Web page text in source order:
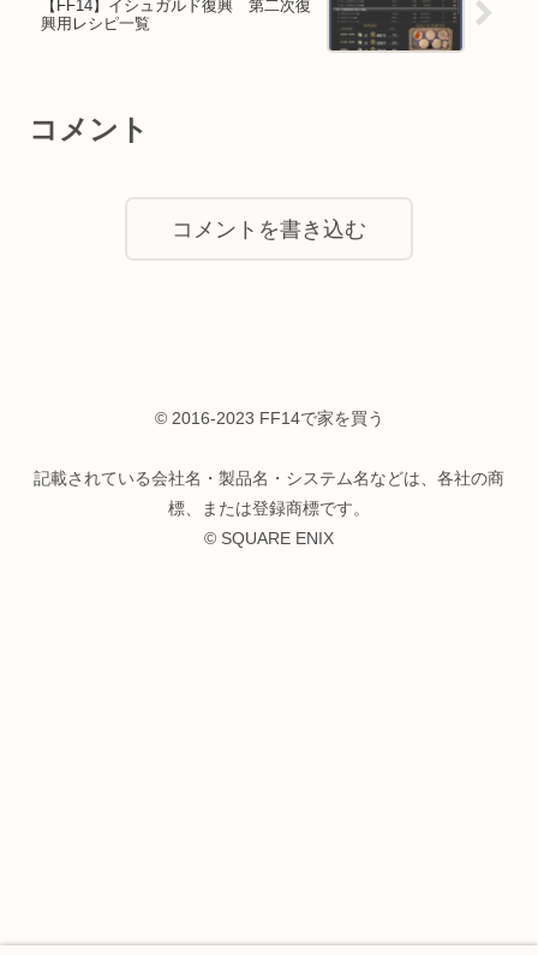
【FF14】イシュガルド復興 第二次復
興用レシピ一覧
コメント
コメントを書き込む
© 2016-2023 FF14で家を買う
記載されている会社名・製品名・システム名などは、各社の商
標、または登録商標です。
© SQUARE ENIX